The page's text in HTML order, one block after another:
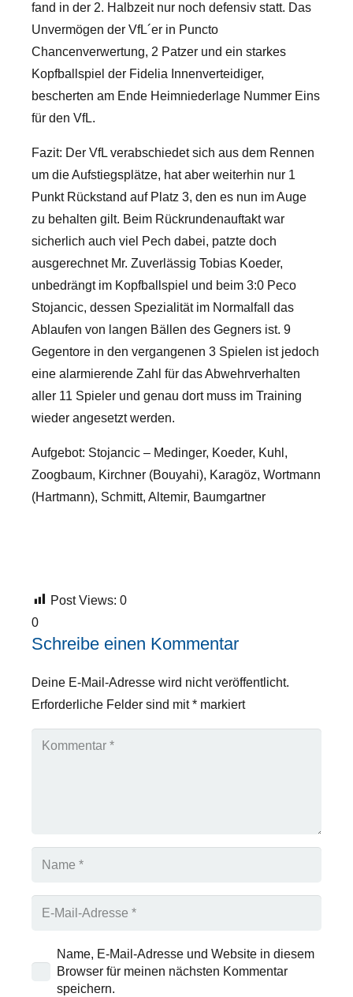
fand in der 2. Halbzeit nur noch defensiv statt. Das
Unvermögen der VfL´er in Puncto
Chancenverwertung, 2 Patzer und ein starkes
Kopfballspiel der Fidelia Innenverteidiger,
bescherten am Ende Heimniederlage Nummer Eins
für den VfL.
Fazit: Der VfL verabschiedet sich aus dem Rennen
um die Aufstiegsplätze, hat aber weiterhin nur 1
Punkt Rückstand auf Platz 3, den es nun im Auge
zu behalten gilt. Beim Rückrundenauftakt war
sicherlich auch viel Pech dabei, patzte doch
ausgerechnet Mr. Zuverlässig Tobias Koeder,
unbedrängt im Kopfballspiel und beim 3:0 Peco
Stojancic, dessen Spezialität im Normalfall das
Ablaufen von langen Bällen des Gegners ist. 9
Gegentore in den vergangenen 3 Spielen ist jedoch
eine alarmierende Zahl für das Abwehrverhalten
aller 11 Spieler und genau dort muss im Training
wieder angesetzt werden.
Aufgebot: Stojancic – Medinger, Koeder, Kuhl,
Zoogbaum, Kirchner (Bouyahi), Karagöz, Wortmann
(Hartmann), Schmitt, Altemir, Baumgartner
Post Views: 0
0
Schreibe einen Kommentar
Deine E-Mail-Adresse wird nicht veröffentlicht.
Erforderliche Felder sind mit* markiert
Name, E-Mail-Adresse und Website in diesem
Browser für meinen nächsten Kommentar
speichern.